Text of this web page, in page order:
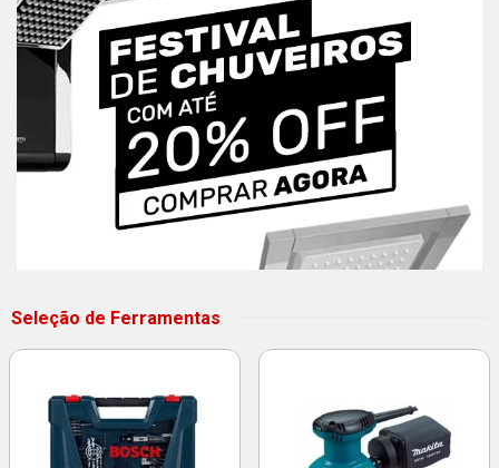
Seleção de Ferramentas